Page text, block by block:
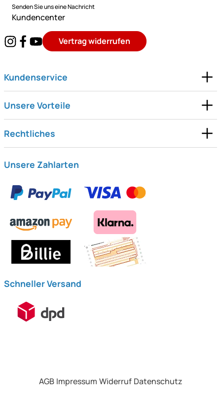
Senden Sie uns eine Nachricht
Kundencenter
Vertrag widerrufen
Kundenservice
Unsere Vorteile
Rechtliches
Unsere Zahlarten
Schneller Versand
AGB Impressum Widerruf Datenschutz